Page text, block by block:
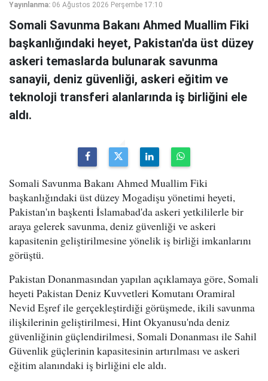
Yayınlanma: 06 Ağustos 2026 Perşembe 17:10
Somali Savunma Bakanı Ahmed Muallim Fiki
başkanlığındaki heyet, Pakistan'da üst düzey
askeri temaslarda bulunarak savunma
sanayii, deniz güvenliği, askeri eğitim ve
teknoloji transferi alanlarında iş birliğini ele
aldı.
Somali Savunma Bakanı Ahmed Muallim Fiki
başkanlığındaki üst düzey Mogadişu yönetimi heyeti,
Pakistan'ın başkenti İslamabad'da askeri yetkililerle bir
araya gelerek savunma, deniz güvenliği ve askeri
kapasitenin geliştirilmesine yönelik iş birliği imkanlarını
görüştü.
Pakistan Donanmasından yapılan açıklamaya göre, Somali
heyeti Pakistan Deniz Kuvvetleri Komutanı Oramiral
Nevid Eşref ile gerçekleştirdiği görüşmede, ikili savunma
ilişkilerinin geliştirilmesi, Hint Okyanusu'nda deniz
güvenliğinin güçlendirilmesi, Somali Donanması ile Sahil
Güvenlik güçlerinin kapasitesinin artırılması ve askeri
eğitim alanındaki iş birliğini ele aldı.